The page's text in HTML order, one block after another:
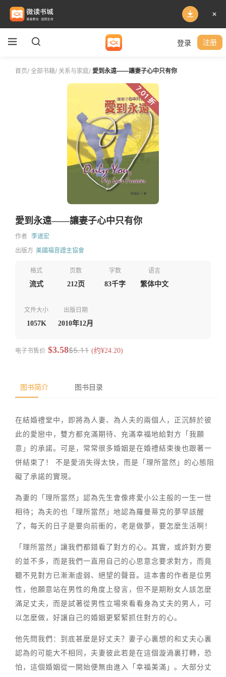
登录 注册
首页/ 全部书籍/ 关系与家庭/ 愛到永遠——讓妻子心中只有你
7.01 折
愛到永遠——讓妻子心中只有你
作者 李道宏
出版方 美國福音證主協會
格式
流式
页数
212页
字数
83千字
语言
繁体中文
文件大小
1057K
出版日期
2010年12月
电子书售价 $3.58$5.11 (约¥24.20)
图书简介 图书目录
在結婚禮堂中，即將為人妻、為人夫的兩個人，正沉醉於彼
此的愛戀中，雙方都充滿期待、充滿幸福地給對方「我願
意」的承諾。可是，常常很多婚姻是在婚禮結束後也跟著一
併結束了！ 不是愛消失得太快，而是「理所當然」的心態阻
礙了承諾的實現。
為妻的「理所當然」認為先生會像疼愛小公主般的一生一世
相待；為夫的也「理所當然」地認為羅曼蒂克的夢早該醒
了，每天的日子是要向前衝的，老是做夢，要怎麼生活啊！
「理所當然」讓我們都錯看了對方的心。其實，或許對方要
的並不多，而是我們一直用自己的心思意念要求對方，而竟
聽不見對方已漸漸虛弱、絕望的聲音。這本書的作者是位男
性，他願意站在男性的角度上發言，但不是期盼女人該怎麼
滿足丈夫，而是試著從男性立場來看看身為丈夫的男人，可
以怎麼做，好讓自己的婚姻更緊緊抓住對方的心。
他先問我們：到底甚麼是好丈夫？妻子心裏想的和丈夫心裏
認為的可能大不相同，夫妻彼此若是在這個漩渦裏打轉，恐
怕，這個婚姻從一開始便無由進入「幸福美滿」。大部分丈